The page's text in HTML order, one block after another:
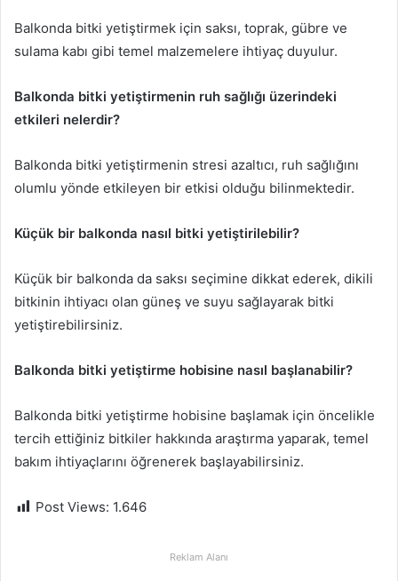
Balkonda bitki yetiştirmek için saksı, toprak, gübre ve
sulama kabı gibi temel malzemelere ihtiyaç duyulur.
Balkonda bitki yetiştirmenin ruh sağlığı üzerindeki
etkileri nelerdir?
Balkonda bitki yetiştirmenin stresi azaltıcı, ruh sağlığını
olumlu yönde etkileyen bir etkisi olduğu bilinmektedir.
Küçük bir balkonda nasıl bitki yetiştirilebilir?
Küçük bir balkonda da saksı seçimine dikkat ederek, dikili
bitkinin ihtiyacı olan güneş ve suyu sağlayarak bitki
yetiştirebilirsiniz.
Balkonda bitki yetiştirme hobisine nasıl başlanabilir?
Balkonda bitki yetiştirme hobisine başlamak için öncelikle
tercih ettiğiniz bitkiler hakkında araştırma yaparak, temel
bakım ihtiyaçlarını öğrenerek başlayabilirsiniz.
Post Views: 1.646
Reklam Alanı